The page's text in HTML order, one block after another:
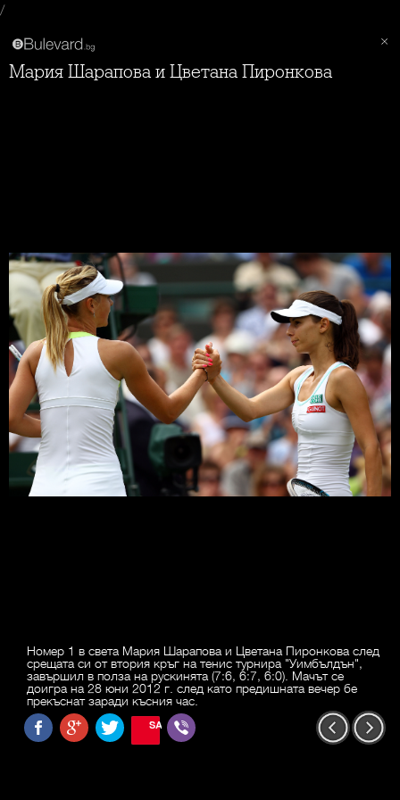
/
Мария Шарапова и Цветана Пиронкова
Номер 1 в света Мария Шарапова и Цветана Пиронкова след
срещата си от втория кръг на тенис турнира "Уимбълдън",
завършил в полза на рускинята (7:6, 6:7, 6:0). Мачът се
доигра на 28 юни 2012 г. след като предишната вечер бе
прекъснат заради късния час.
SAVE